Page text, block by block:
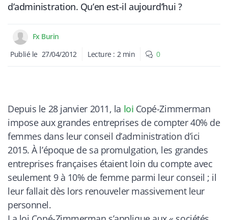
d’administration. Qu’en est-il aujourd’hui ?
Fx Burin
Publié le 27/04/2012 Lecture : 2 min 0
Depuis le 28 janvier 2011, la loi Copé-Zimmerman
impose aux grandes entreprises de compter 40% de
femmes dans leur conseil d’administration d’ici
2015. À l’époque de sa promulgation, les grandes
entreprises françaises étaient loin du compte avec
seulement 9 à 10% de femme parmi leur conseil ; il
leur fallait dès lors renouveler massivement leur
personnel.